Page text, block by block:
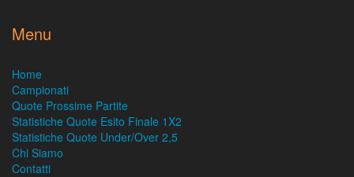
Menu
Home
Campionati
Quote Prossime Partite
Statistiche Quote Esito Finale 1X2
Statistiche Quote Under/Over 2,5
Chi Siamo
Contatti